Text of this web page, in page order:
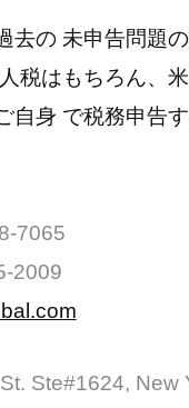
去の 未申告問題
税はもちろん、
自身 で税務申告
7065
2009
Ste#1624, New